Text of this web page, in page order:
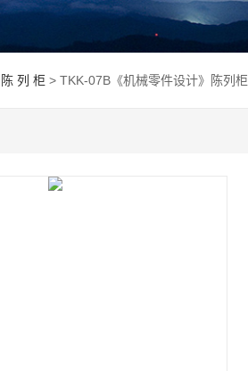
陈 列 柜 > TKK-07B《机械零件设计》陈列柜